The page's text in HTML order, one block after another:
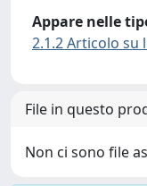
Appare nelle
2.1.2 Articolo su
File in questo
Non ci sono file